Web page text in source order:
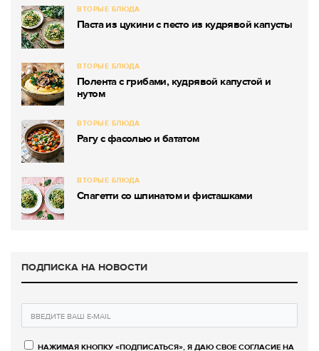
ВТОРЫЕ БЛЮДА
Паста из цукини с песто из кудрявой капусты
ВТОРЫЕ БЛЮДА
Полента с грибами, кудрявой капустой и
нутом
ВТОРЫЕ БЛЮДА
Рагу с фасолью и бататом
ВТОРЫЕ БЛЮДА
Спагетти со шпинатом и фисташками
ПОДПИСКА НА НОВОСТИ
НАЖИМАЯ КНОПКУ «ПОДПИСАТЬСЯ», Я ДАЮ СВОЕ СОГЛАСИЕ НА